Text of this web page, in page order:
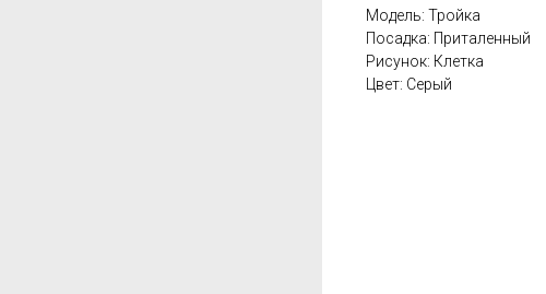
Модель: Тройка
Посадка: Приталенный
Рисунок: Клетка
Цвет: Серый